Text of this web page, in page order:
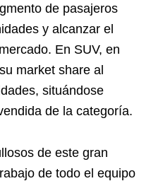
de pasajeros
y alcanzar el
En SUV, en
market share al
situándose
de la categoría.
de este gran
de todo el equipo